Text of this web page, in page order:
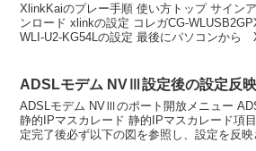
XlinkKaiのプレー手順 使い方トップ サイン
ンロード xlinkの設定 コレガCG-
WLI-U2-KG54Lの設定 最後にパソコンか
ADSLモデム NVⅢ設定後の設定反
ADSLモデム NVⅢのポート開放メニュー
静的IPマスカレード 静的IPマスカレード項
定完了後必ず以下の図を参照し、設定を反